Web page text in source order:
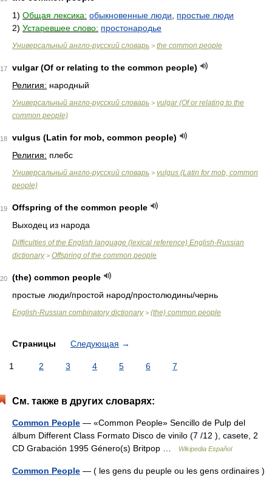
1) Общая лексика: обыкновенные люди
простые люди
2) Устаревшее слово: простонародье
Универсальный англо-русский словарь > the common people
17
vulgar (Of or relating to the common people)
Религия: народный
Универсальный англо-русский словарь > vulgar (Of or relating to the
common people)
18
vulgus (Latin for mob, common people)
Религия: плебс
Универсальный англо-русский словарь > vulgus (Latin for mob, common
people)
19
Offspring of the common people
Выходец из народа
Difficulties of the English language (lexical reference) English-Russian
dictionary> Offspring of the common people
20
(the) common people
простые люди/простой народ/простолюдины/чернь
English-Russian combinatory dictionary> (the) common people
Страницы Следующая →
1 2 3 4 5 6 7
См. также в других словарях:
Common People — «Common People» Sencillo de Pulp del
álbum Different Class Formato Disco de vinilo (7 /12 ), casete, 2
CD Grabación 1995 Género(s) Britpop …
Wikipedia Español
Common People — ( les gens du peuple ou les gens ordinaires )